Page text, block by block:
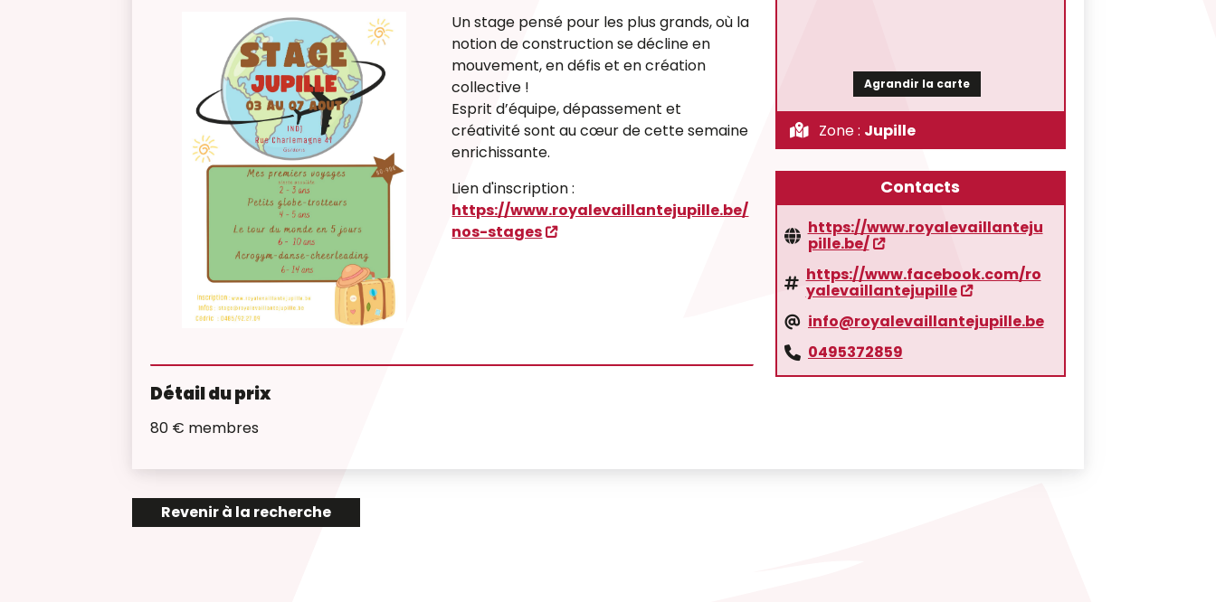
Un stage pensé pour les plus grands, où la
notion de construction se décline en
mouvement, en défis et en création
collective !
Esprit d’équipe, dépassement et
créativité sont au cœur de cette semaine
enrichissante.
Lien d'inscription :
https://www.royalevaillantejupille.be/
nos-stages
Détail du prix
80 € membres
Agrandir la carte
Zone : Jupille
Contacts
https://www.royalevaillanteju
pille.be/
https://www.facebook.com/ro
yalevaillantejupille
info@royalevaillantejupille.be
0495372859
Revenir à la recherche